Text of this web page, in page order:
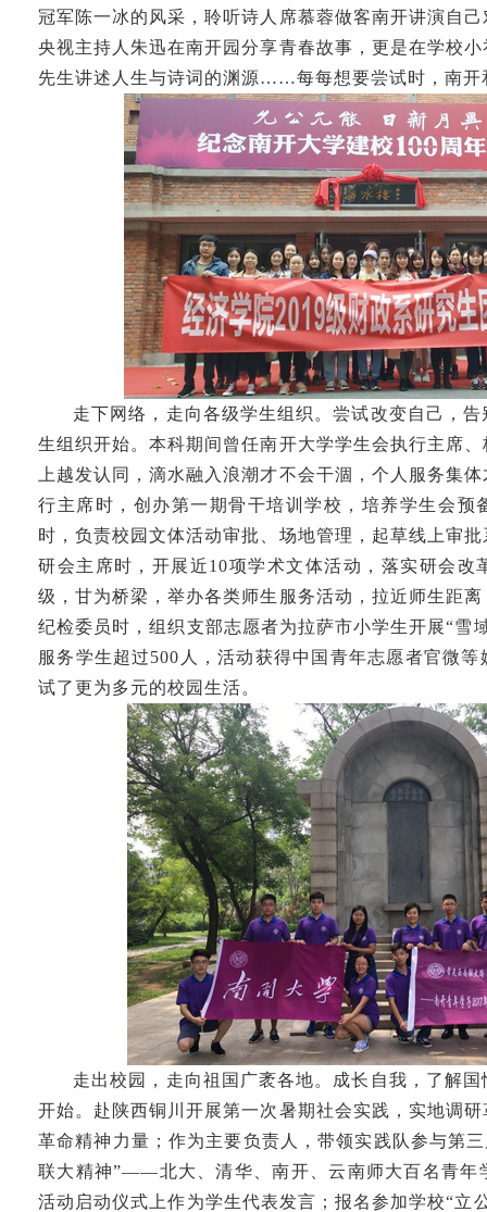
冠军陈一冰的风采，聆听诗人席慕蓉做客南开讲演自
央视主持人朱迅在南开园分享青春故事，更是在学校
先生讲述人生与诗词的渊源……每每想要尝试时，南开
走下网络，走向各级学生组织。尝试改变自己，
生组织开始。本科期间曾任南开大学学生会执行主席
上越发认同，滴水融入浪潮才不会干涸，个人服务集
行主席时，创办第一期骨干培训学校，培养学生会预
时，负责校园文体活动审批、场地管理，起草线上审
研会主席时，开展近10项学术文体活动，落实研会改
级，甘为桥梁，举办各类师生服务活动，拉近师生距
纪检委员时，组织支部志愿者为拉萨市小学生开展“雪
服务学生超过500人，活动获得中国青年志愿者官微
试了更为多元的校园生活。
走出校园，走向祖国广袤各地。成长自我，了解
开始。赴陕西铜川开展第一次暑期社会实践，实地调
革命精神力量；作为主要负责人，带领实践队参与第
联大精神”——北大、清华、南开、云南师大百名青年
活动启动仪式上作为学生代表发言；报名参加学校“立